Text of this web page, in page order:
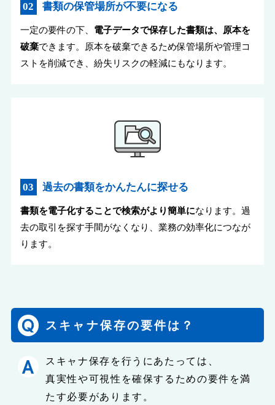
書類の保管場所が不要になる
一定の要件の下、 電子データで保存した書類は、原本を
破棄できます。原本を破棄できるため保管場所や管理コ
ストを削減でき、紛失リスクの軽減にもなります。
過去の書類をかんたんに探せる
書類を電子化することで検索がより簡単になります。過
去の取引を探す手間がなくなり、業務の効率化につなが
ります。
スキャナ保存の要件は？
スキャナ保存を行うにあたっては、
真実性や可視性を確保するための要件を満
たす必要があります。